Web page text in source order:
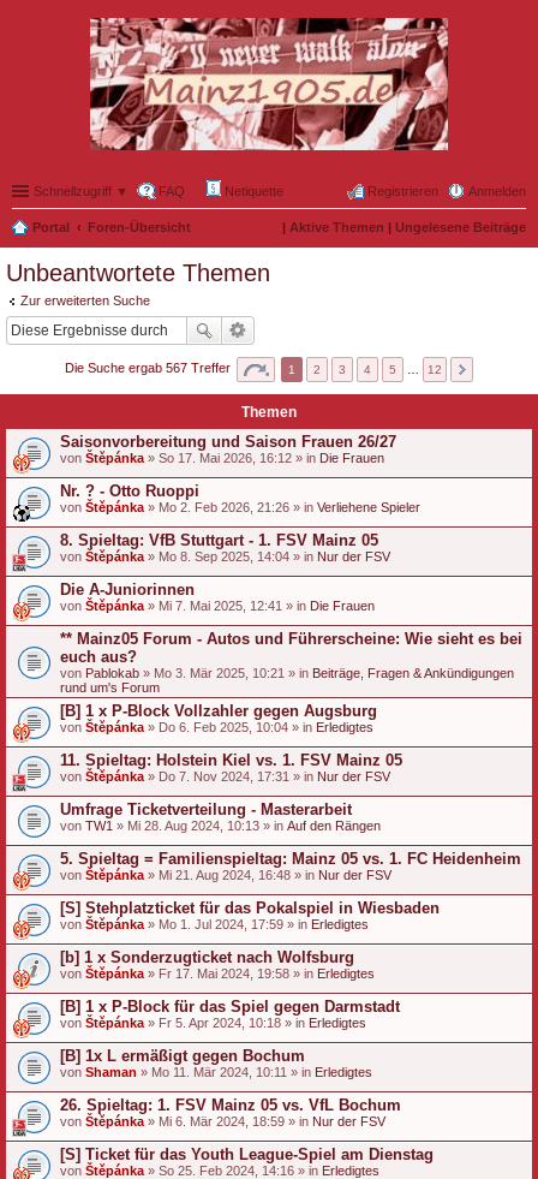
Schnellzugriff ▼ FAQ Netiquette Anmelden
Registrieren
Portal Foren-Übersicht | Aktive Themen | Ungelesene Beiträge
Unbeantwortete Themen
Zur erweiterten Suche
Die Suche ergab 567 Treffer 1 2 3 4 5 12
Themen
Saisonvorbereitung und Saison Frauen 26/27
von Štěpánka » So 17. Mai 2026, 16:12 » in Die Frauen
Nr. ? - Otto Ruoppi
von Štěpánka » Mo 2. Feb 2026, 21:26 » in Verliehene Spieler
8. Spieltag: VfB Stuttgart - 1. FSV Mainz 05
von Štěpánka » Mo 8. Sep 2025, 14:04 » in Nur der FSV
Die A-Juniorinnen
von Štěpánka » Mi 7. Mai 2025, 12:41 » in Die Frauen
** Mainz05 Forum - Autos und Führerscheine: Wie sieht es bei
euch aus?
von Pablokab » Mo 3. Mär 2025, 10:21 » in Beiträge, Fragen & Ankündigungen
rund um's Forum
[B] 1 x P-Block Vollzahler gegen Augsburg
von Štěpánka » Do 6. Feb 2025, 10:04 » in Erledigtes
11. Spieltag: Holstein Kiel vs. 1. FSV Mainz 05
von Štěpánka » Do 7. Nov 2024, 17:31 » in Nur der FSV
Umfrage Ticketverteilung - Masterarbeit
von TW1 » Mi 28. Aug 2024, 10:13 » in Auf den Rängen
5. Spieltag = Familienspieltag: Mainz 05 vs. 1. FC Heidenheim
von Štěpánka » Mi 21. Aug 2024, 16:48 » in Nur der FSV
[S] Stehplatzticket für das Pokalspiel in Wiesbaden
von Štěpánka » Mo 1. Jul 2024, 17:59 » in Erledigtes
[b] 1 x Sonderzugticket nach Wolfsburg
von Štěpánka » Fr 17. Mai 2024, 19:58 » in Erledigtes
[B] 1 x P-Block für das Spiel gegen Darmstadt
von Štěpánka » Fr 5. Apr 2024, 10:18 » in Erledigtes
[B] 1x L ermäßigt gegen Bochum
von Shaman » Mo 11. Mär 2024, 10:11 » in Erledigtes
26. Spieltag: 1. FSV Mainz 05 vs. VfL Bochum
von Štěpánka » Mi 6. Mär 2024, 18:59 » in Nur der FSV
[S] Ticket für das Youth League-Spiel am Dienstag
von Štěpánka » So 25. Feb 2024, 14:16 » in Erledigtes